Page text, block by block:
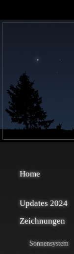
Home
Updates 2024
Zeichnungen
Sonnensystem